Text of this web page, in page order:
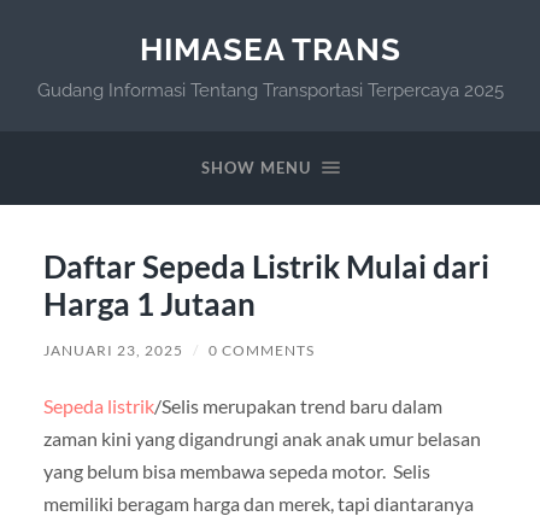
HIMASEA TRANS
Gudang Informasi Tentang Transportasi Terpercaya 2025
SHOW MENU
Daftar Sepeda Listrik Mulai dari
Harga 1 Jutaan
JANUARI 23, 2025 / 0 COMMENTS
Sepeda listrik/Selis merupakan trend baru dalam
zaman kini yang digandrungi anak anak umur belasan
yang belum bisa membawa sepeda motor. Selis
memiliki beragam harga dan merek, tapi diantaranya